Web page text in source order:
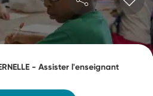
- Assister l'enseignant